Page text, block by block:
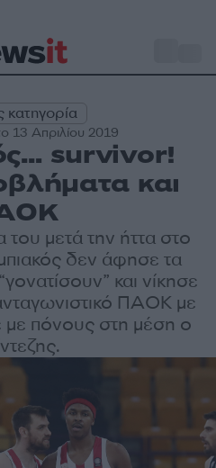
κατηγορία
13 Απριλίου 2019
survivor!
και
του μετά την ήττα στο
δεν άφησε τα
και νίκησε
ΠΑΟΚ με
πόνους στη μέση ο